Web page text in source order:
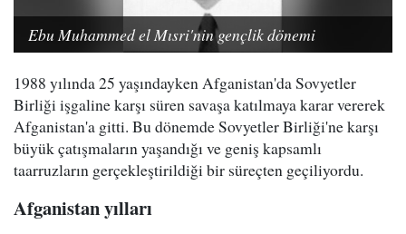
Ebu Muhammed el Mısri'nin gençlik dönemi
1988 yılında 25 yaşındayken Afganistan'da Sovyetler
Birliği işgaline karşı süren savaşa katılmaya karar vererek
Afganistan'a gitti. Bu dönemde Sovyetler Birliği'ne karşı
büyük çatışmaların yaşandığı ve geniş kapsamlı
taarruzların gerçekleştirildiği bir süreçten geçiliyordu.
Afganistan yılları